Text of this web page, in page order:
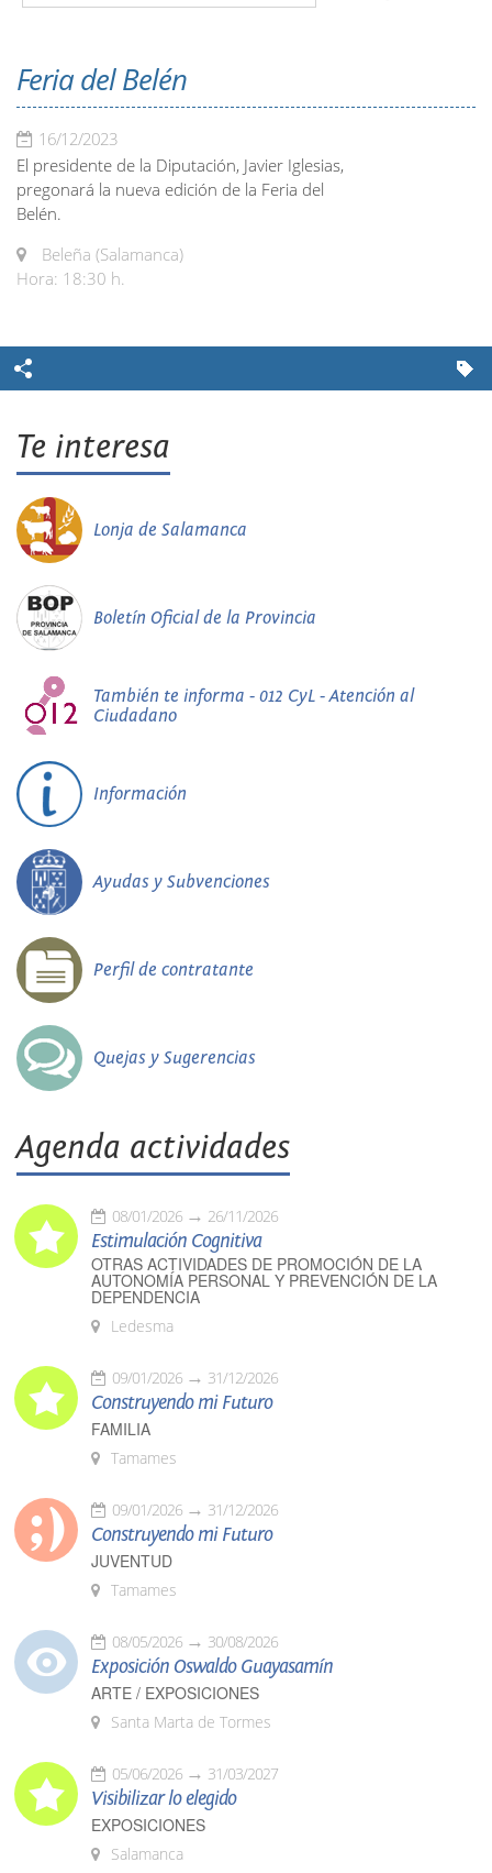
Feria del Belén
16/12/2023
El presidente de la Diputación, Javier Iglesias,
pregonará la nueva edición de la Feria del
Belén.
Beleña (Salamanca)
Hora: 18:30 h.
Te interesa
Lonja de Salamanca
Boletín Oficial de la Provincia
También te informa - 012 CyL - Atención al
Ciudadano
Información
Ayudas y Subvenciones
Perfil de contratante
Quejas y Sugerencias
Agenda actividades
08/01/2026 26/11/2026
Estimulación Cognitiva
OTRAS ACTIVIDADES DE PROMOCIÓN DE LA
AUTONOMÍA PERSONAL Y PREVENCIÓN DE LA
DEPENDENCIA
Ledesma
09/01/2026 31/12/2026
Construyendo mi Futuro
FAMILIA
Tamames
09/01/2026 31/12/2026
Construyendo mi Futuro
JUVENTUD
Tamames
08/05/2026 30/08/2026
Exposición Oswaldo Guayasamín
ARTE / EXPOSICIONES
Santa Marta de Tormes
05/06/2026 31/03/2027
Visibilizar lo elegido
EXPOSICIONES
Salamanca